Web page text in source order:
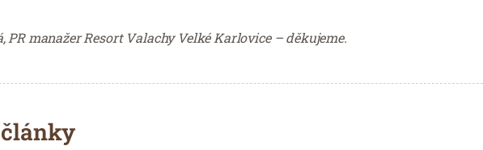
manažer Resort Valachy Velké Karlovice – děkujeme.